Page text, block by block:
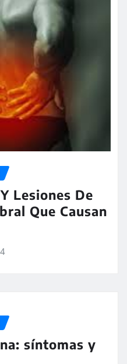
Lesiones De
Que Causan
síntomas y